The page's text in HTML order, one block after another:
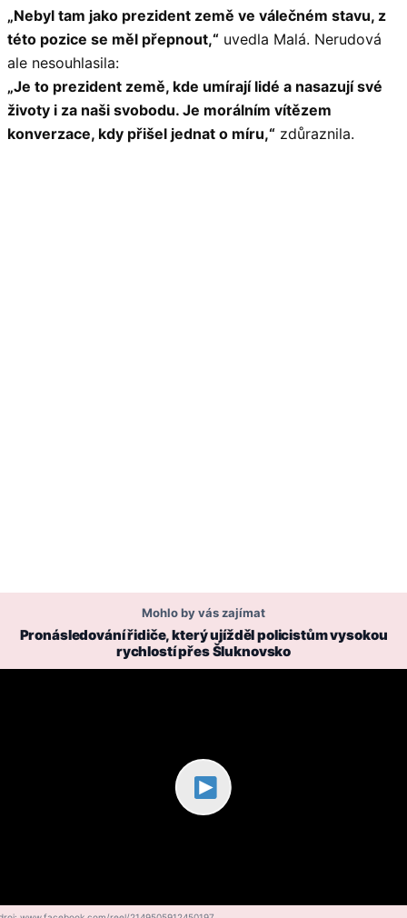
„Nebyl tam jako prezident země ve válečném stavu, z
této pozice se měl přepnout,“ uvedla Malá. Nerudová
ale nesouhlasila:
„Je to prezident země, kde umírají lidé a nasazují své
životy i za naši svobodu. Je morálním vítězem
konverzace, kdy přišel jednat o míru,“ zdůraznila.
Mohlo by vás zajímat
Pronásledování řidiče, který ujížděl policistům vysokou
rychlostí přes Šluknovsko